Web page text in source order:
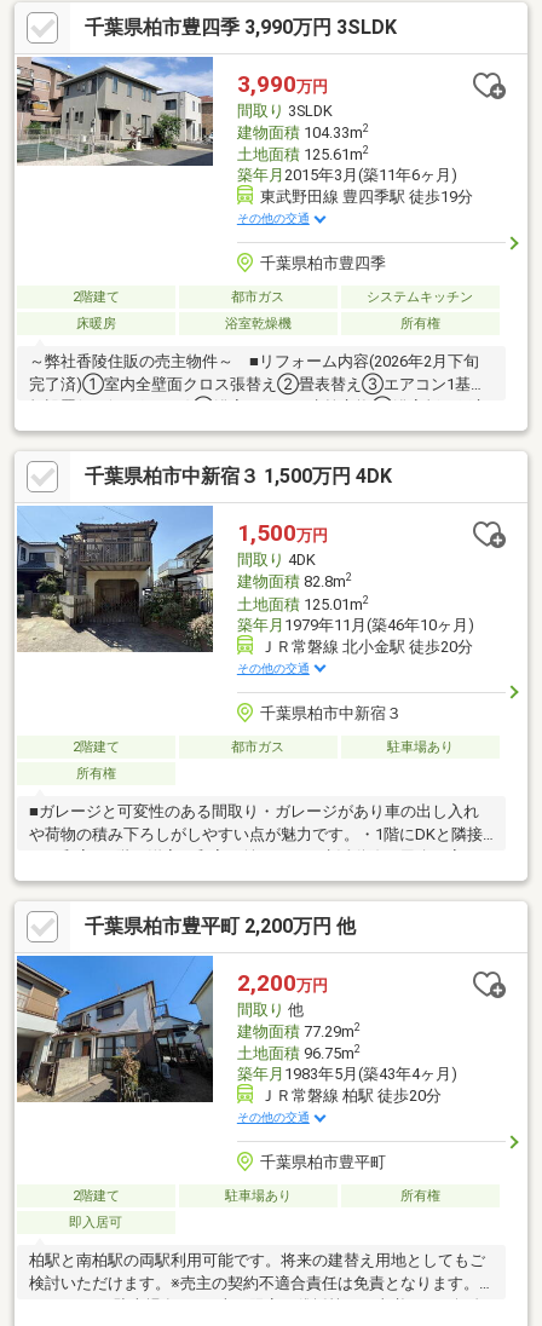
千葉県柏市豊四季 3,990万円 3SLDK
3,990万円
間取り 3SLDK
建物面積104.33m2
土地面積125.61m2
築年月 2015年3月(築11年6ヶ月)
東武野田線 豊四季駅 徒歩19分
その他の交通
千葉県柏市豊四季
2階建て 都市ガス
システムキッチン
床暖房
浴室乾燥機 所有権
～弊社香陵住販の売主物件～ ■リフォーム内容(2026年2月下旬
完了済)①室内全壁面クロス張替え②畳表替え③エアコン1基新
換⑥洗面化粧台交換⑦ウォシュレット交換(1階・2階)⑧リビン
グ床リペア補修⑨網戸全張替え⑩室内クリーニング 等■設備・
仕様等〇全館空調〇エネファーム(家庭用燃料電池システム)〇床
暖房〇システムキッチン〇一坪ユニットバス〇浴室乾燥機〇TVイ
ンターホン〇縦列にて2台分駐車可（車種による）■その他〇長期
優良住宅〇施工会社：住友林業株式会社
千葉県柏市中新宿３ 1,500万円 4DK
1,500万円
間取り 4DK
建物面積82.8m2
土地面積125.01m2
築年月 1979年11月(築46年10ヶ月)
ＪＲ常磐線 北小金駅 徒歩20分
その他の交通
千葉県柏市中新宿３
2階建て 都市ガス
駐車場あり
所有権
■ガレージと可変性のある間取り・ガレージがあり車の出し入れ
や荷物の積み下ろしがしやすい点が魅力です。・1階にDKと隣接
使い分けや間仕切り変更がしやすい構成です。客間・子ども部
屋・書斎などライフステージに合わせた活用が見込めます。■収
納と水回りの使い勝手・各居室に押入や収納が配置され荷物の整
理が容易です。・独立洗面と浴室、各階のトイレ配置により朝の
支度が重なっても使いやすく、日常の家事動線が整っています。
■周辺環境・スーパー、コンビニ、ドラッグストアが徒歩約5分圏
内で毎日のお買い物がしやすく快適な環境です！
千葉県柏市豊平町 2,200万円 他
2,200万円
間取り 他
建物面積77.29m2
土地面積96.75m2
築年月 1983年5月(築43年4ヶ月)
ＪＲ常磐線 柏駅 徒歩20分
その他の交通
千葉県柏市豊平町
2階建て 駐車場あり
所有権
即入居可
柏駅と南柏駅の両駅利用可能です。将来の建替え用地としてもご
検討いただけます。※売主の契約不適合責任は免責となります。※